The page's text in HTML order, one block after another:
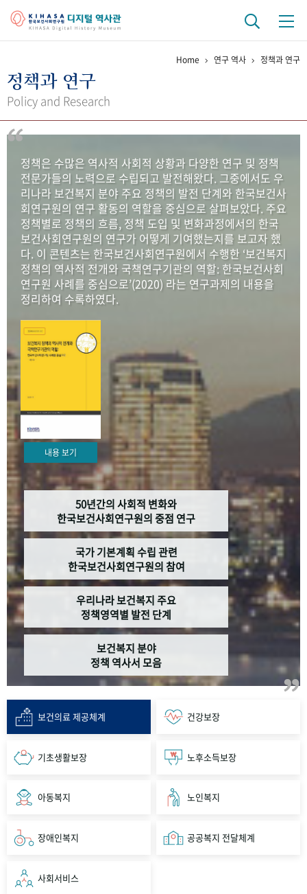
걸어온 길 기관 변천사
연구 역사
정책과 연구 키워드로 보는 연구 역사
연구자들
간행물 변천사
기록물 아카이브
사진 아카이브 문서 기록물 행정박물 영상 기록물
50+1주년 기념
성과 50선 숫자로 보는 50년
세계와 함께 한 KIHASA
VR 역사관
Home 연구 역사 정책과 연구
정책과 연구
Policy and Research
정책은 수많은 역사적 사회적 상황과 다양한 연구 및 정책
전문가들의 노력으로 수립되고 발전해왔다. 그중에서도 우
리나라 보건복지 분야 주요 정책의 발전 단계와 한국보건사
회연구원의 연구 활동의 역할을 중심으로 살펴보았다. 주요
정책별로 정책의 흐름, 정책 도입 및 변화과정에서의 한국
보건사회연구원의 연구가 어떻게 기여했는지를 보고자 했
다. 이 콘텐츠는 한국보건사회연구원에서 수행한 ‘보건복지
정책의 역사적 전개와 국책연구기관의 역할: 한국보건사회
연구원 사례를 중심으로’(2020) 라는 연구과제의 내용을
정리하여 수록하였다.
내용 보기
50년간의 사회적 변화와
한국보건사회연구원의 중점 연구
국가 기본계획 수립 관련
한국보건사회연구원의 참여
우리나라 보건복지 주요
정책영역별 발전 단계
보건복지 분야
정책 역사서 모음
보건의료 제공체계 건강보장
기초생활보장 노후소득보장
아동복지 노인복지
장애인복지 공공복지 전달체계
사회서비스